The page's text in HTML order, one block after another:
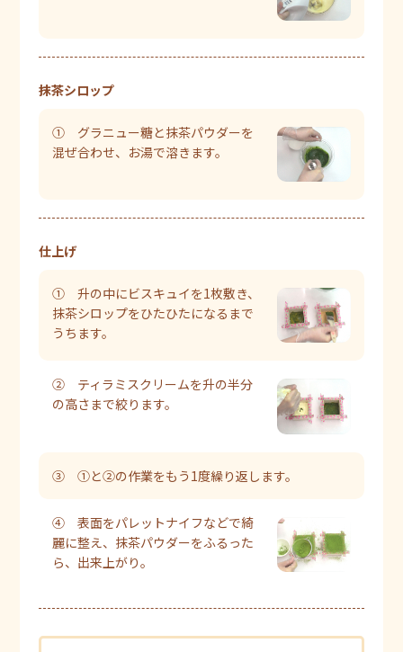
抹茶シロップ
① グラニュー糖と抹茶パウダーを
混ぜ合わせ、お湯で溶きます。
仕上げ
① 升の中にビスキュイを1枚敷き、
抹茶シロップをひたひたになるまで
うちます。
② ティラミスクリームを升の半分
の高さまで絞ります。
③ ①と②の作業をもう1度繰り返します。
④ 表面をパレットナイフなどで綺
麗に整え、抹茶パウダーをふるった
ら、出来上がり。